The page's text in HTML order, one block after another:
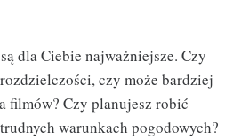
dla Ciebie najważniejsze. Czy
czy może bardziej
filmów? Czy planujesz robić
warunkach pogodowych?